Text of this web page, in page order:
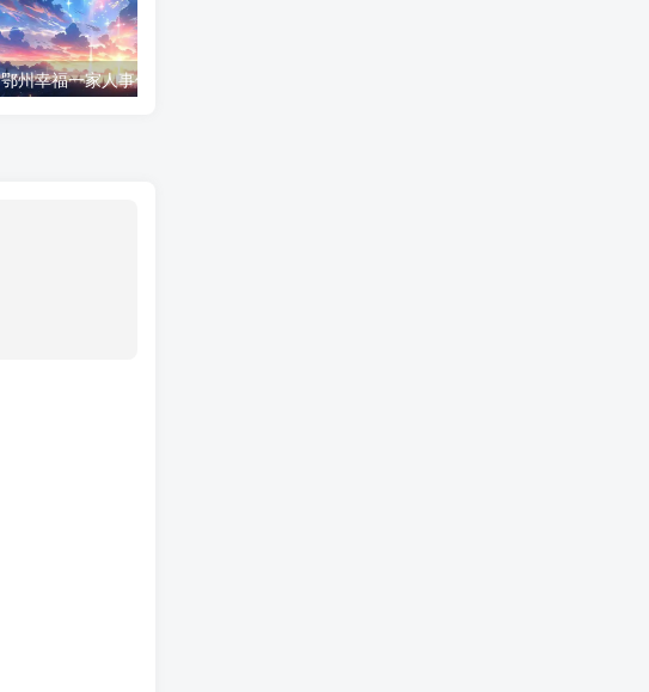
鄂州幸福一家人事件139张图